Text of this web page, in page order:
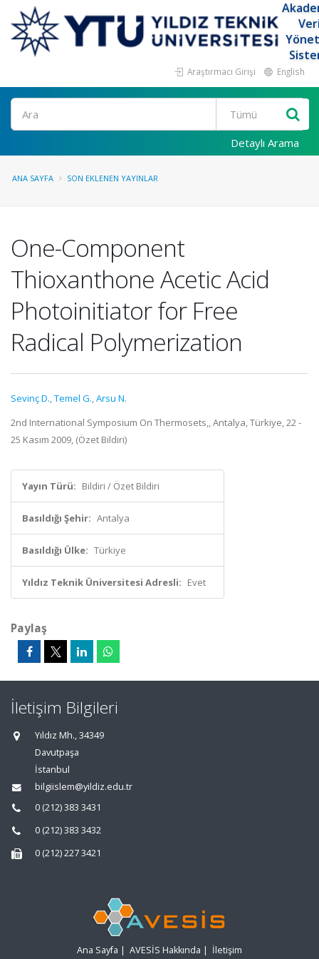
Araştırmacı Girişi English
Ara
Detaylı Arama
ANA SAYFA SON EKLENEN YAYINLAR
One-Component
Thioxanthone Acetic Acid
Photoinitiator for Free
Radical Polymerization
Sevinç D.,Temel G.,Arsu N.
2nd International Symposium On Thermosets,, Antalya, Türkiye, 22 -
25 Kasım 2009, (Özet Bildiri)
Yayın Türü: Bildiri / Özet Bildiri
Basıldığı Şehir: Antalya
Basıldığı Ülke: Türkiye
Yıldız Teknik Üniversitesi Adresli: Evet
Paylaş
İletişim Bilgileri
Yıldız Mh., 34349
Davutpaşa
İstanbul
bilgiislem@yildiz.edu.tr
0 (212) 383 3431
0 (212) 383 3432
0 (212) 227 3421
Ana Sayfa | AVESİS Hakkında | İletişim